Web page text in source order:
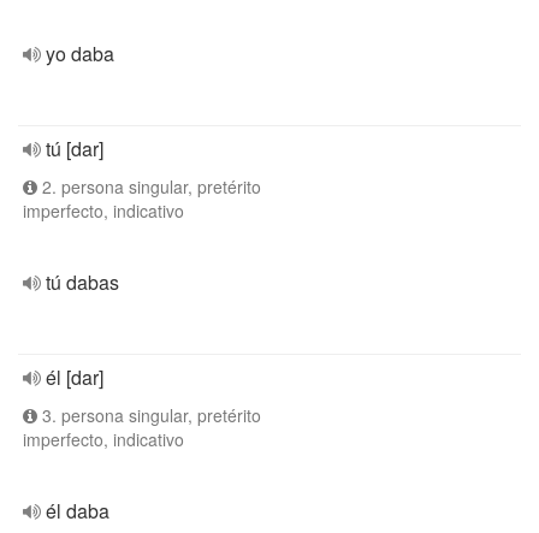
yo daba
tú [dar]
2. persona singular, pretérito
imperfecto, indicativo
tú dabas
él [dar]
3. persona singular, pretérito
imperfecto, indicativo
él daba